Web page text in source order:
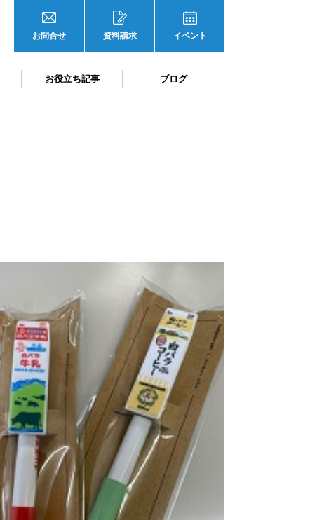
お役立ち記事 ブログ
お問合せ 資料請求 イベント